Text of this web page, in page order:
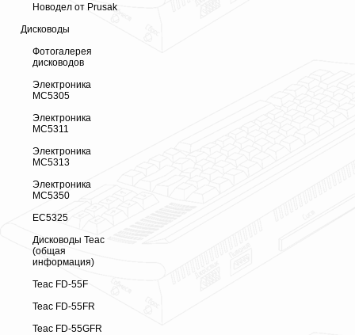
Новодел от Prusak
Дисководы
Фотогалерея
дисководов
Электроника
МС5305
Электроника
МС5311
Электроника
МС5313
Электроника
МС5350
ЕС5325
Дисководы Teac
(общая
информация)
Teac FD-55F
Teac FD-55FR
Teac FD-55GFR